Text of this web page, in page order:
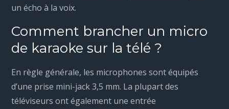
un écho à la voix.
Comment brancher un micro
de karaoke sur la télé ?
En règle générale, les microphones sont équipés
d’une prise mini-jack 3,5 mm. La plupart des
téléviseurs ont également une entrée